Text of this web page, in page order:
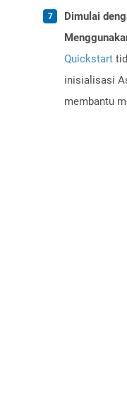
Dimulai
Quickstart
inisialisasi
membantu